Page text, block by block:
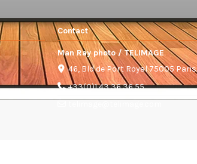
Contact
Man Ray photo / TELIMAGE
46, Bld de Port Royal 75005 Paris
+33(0)1 43 36 36 55